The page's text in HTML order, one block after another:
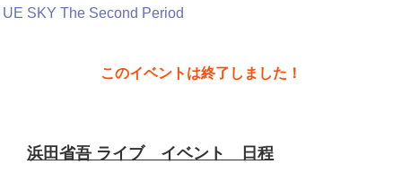
UE SKY The Second Period
このイベントは終了しました！
浜田省吾 ライブ イベント 日程